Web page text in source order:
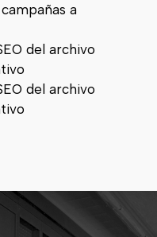
a
del archivo
del archivo